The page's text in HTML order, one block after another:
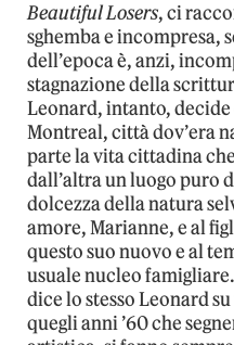
Beautiful Losers, ci
sghemba e incompresa,
dell’epoca è, anzi,
stagnazione della
Leonard, intanto,
Montreal, città dov’era
parte la vita cittadina
dall’altra un luogo puro
dolcezza della natura
amore, Marianne, e al
questo suo nuovo e al
usuale nucleo
dice lo stesso Leonard
quegli anni ’60 che